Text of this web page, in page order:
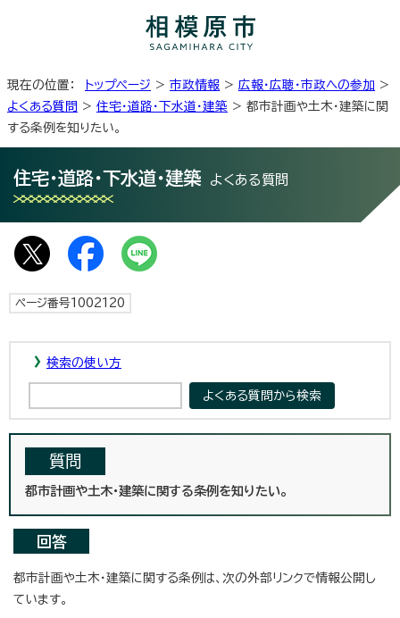
現在の位置： トップページ > 市政情報 > 広報・広聴・市政への参加 >
よくある質問 > 住宅・道路・下水道・建築 > 都市計画や土木・建築に関
する条例を知りたい。
住宅・道路・下水道・建築 よくある質問
ページ番号1002120
検索の使い方
質問
都市計画や土木・建築に関する条例を知りたい。
回答
都市計画や土木・建築に関する条例は、次の外部リンクで情報公開し
ています。